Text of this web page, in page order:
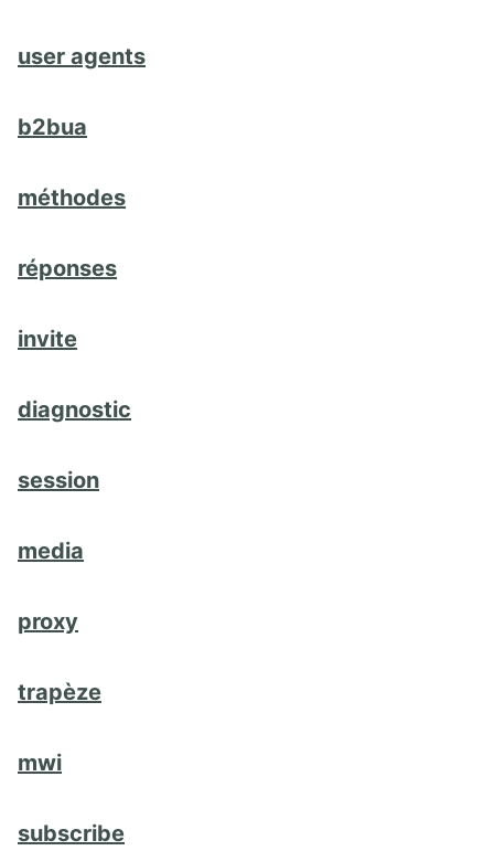
user agents
b2bua
méthodes
réponses
invite
diagnostic
session
media
proxy
trapèze
mwi
subscribe